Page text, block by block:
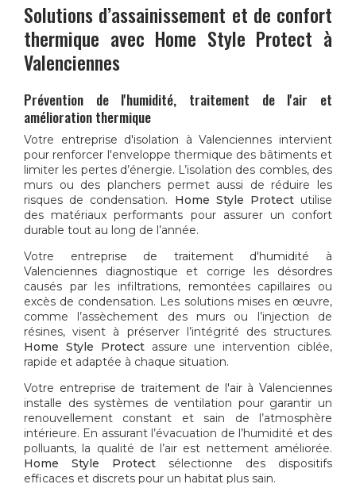
Solutions d’assainissement et de confort
thermique avec Home Style Protect à
Valenciennes
Prévention de l'humidité, traitement de l'air et
amélioration thermique
Votre entreprise d'isolation à Valenciennes intervient
pour renforcer l'enveloppe thermique des bâtiments et
limiter les pertes d’énergie. L’isolation des combles, des
murs ou des planchers permet aussi de réduire les
risques de condensation. Home Style Protectutilise
des matériaux performants pour assurer un confort
durable tout au long de l’année.
Votre entreprise de traitement d'humidité à
Valenciennes diagnostique et corrige les désordres
causés par les infiltrations, remontées capillaires ou
excès de condensation. Les solutions mises en œuvre,
comme l’assèchement des murs ou l’injection de
résines, visent à préserver l’intégrité des structures.
Home Style Protectassure une intervention ciblée,
rapide et adaptée à chaque situation.
Votre entreprise de traitement de l'air à Valenciennes
installe des systèmes de ventilation pour garantir un
renouvellement constant et sain de l’atmosphère
intérieure. En assurant l’évacuation de l’humidité et des
polluants, la qualité de l’air est nettement améliorée.
Home Style Protect sélectionne des dispositifs
efficaces et discrets pour un habitat plus sain.